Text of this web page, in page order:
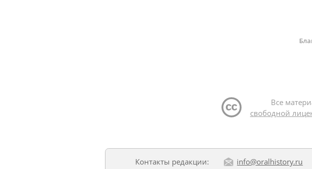
Все
свободной
Контакты редакции: info@oralhistory.ru